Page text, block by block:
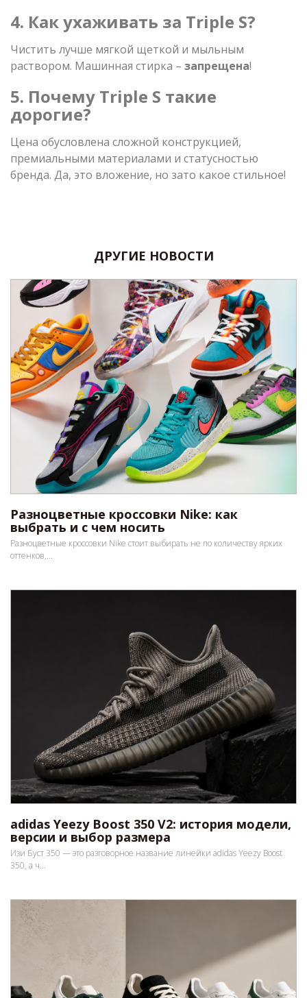
4. Как ухаживать за Triple S?
Чистить лучше мягкой щеткой и мыльным
раствором. Машинная стирка – запрещена!
5. Почему Triple S такие
дорогие?
Цена обусловлена сложной конструкцией,
премиальными материалами и статусностью
бренда. Да, это вложение, но зато какое стильное!
ДРУГИЕ НОВОСТИ
Разноцветные кроссовки Nike: как
выбрать и с чем носить
Разноцветные кроссовки Nike стоит выбирать не по количеству ярких
оттенков,...
adidas Yeezy Boost 350 V2: история модели,
версии и выбор размера
Изи Буст 350 — это разговорное название линейки adidas Yeezy Boost
350, а ч...